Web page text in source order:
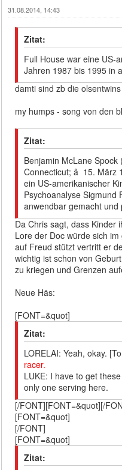
31.08.2014, 14:43
Zitat:
Full House war eine US-
Jahren 1987 bis 1995 in
damti sind zb die
my humps - song von den
Zitat:
Benjamin McLane
Connecticut; â 15.
ein US-amerikanischer
Psychoanalyse Sigmund
anwendbar gemacht und
Da Chris sagt, dass Kinder
Lore der Doc würde sich
auf Freud stützt vertritt er
wichtig ist schon von
zu kriegen und Grenzen
Neue Häs:
[FONT=&quot]
Zitat:
LORELAI: Yeah, okay.
racer.
LUKE: I have to get
only one serving here.
[/FONT][FONT=&quot][/
[FONT=&quot]
[/FONT]
[FONT=&quot]
Zitat: